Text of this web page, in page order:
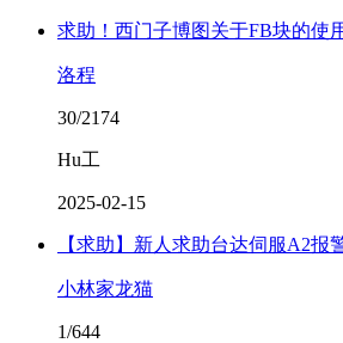
求助！西门子博图关于FB块的使
洛程
30/2174
Hu工
2025-02-15
【求助】新人求助台达伺服A2报
小林家龙猫
1/644